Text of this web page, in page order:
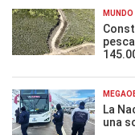
MUNDO
La
una